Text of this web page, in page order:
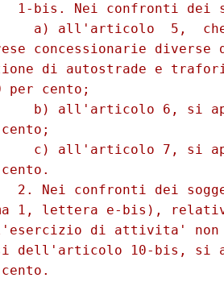
1-bis. Nei confronti dei
a) all'articolo  5,
concessionarie diverse
di autostrade e
per cento;
b) all'articolo 6, si
c) all'articolo 7, si
2. Nei confronti dei
1, lettera e-bis),
di attivita'
dell'articolo 10-bis, si